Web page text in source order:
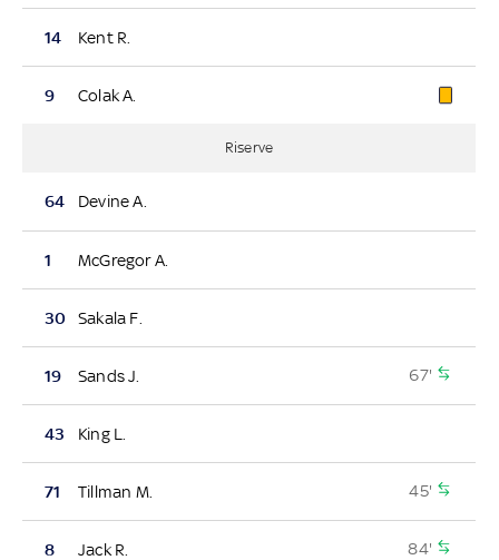
14 Kent R.
9 Colak A.
Riserve
64 Devine A.
1 McGregor A.
30 Sakala F.
19 Sands J. 67'
43 King L.
71 Tillman M. 45'
8 Jack R. 84'